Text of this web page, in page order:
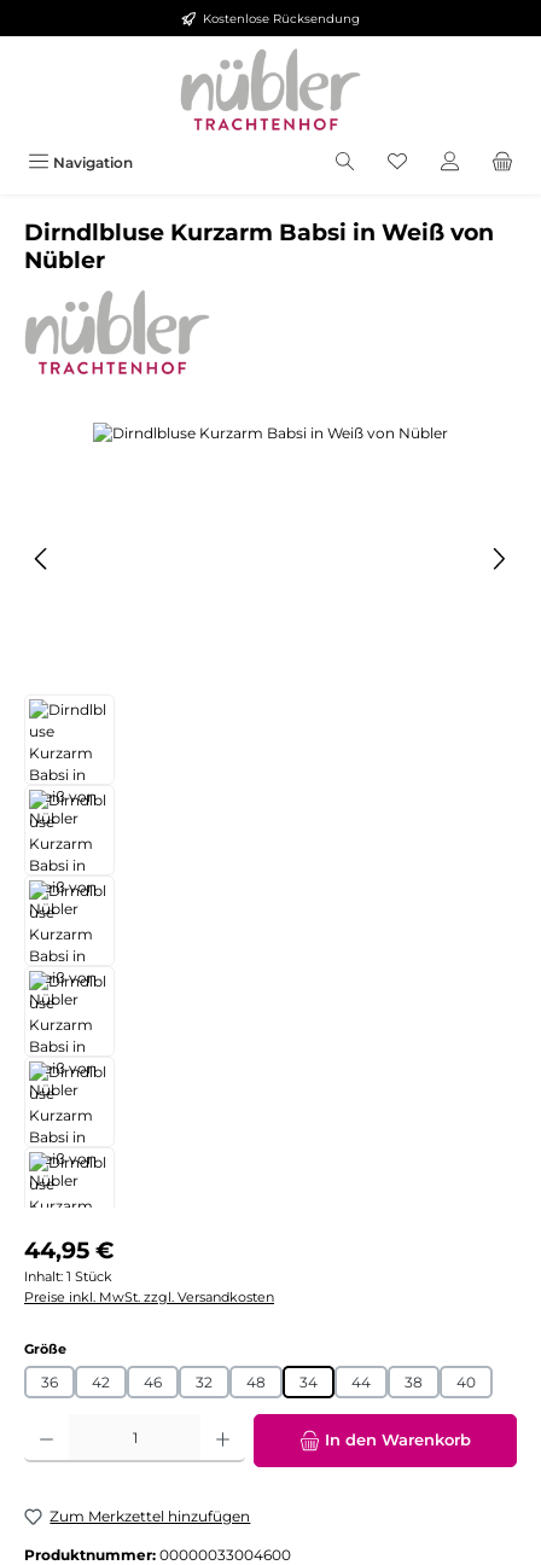
Zum Hauptinhalt springen Kostenlose Rücksendung
Navigation
Dirndlbluse Kurzarm Babsi in Weiß von
Nübler
Bildergalerie überspringen
Regulärer Preis:
44,95 €
Inhalt: 1 Stück
Preise inkl. MwSt. zzgl. Versandkosten
Größeauswählen
36 42 46 32 48 34 44 38 40
Produkt Anzahl: Gib den gewünschten Wert ein oder benutze die
In den Warenkorb
Zum Merkzettel hinzufügen
Produktnummer: 00000033004600